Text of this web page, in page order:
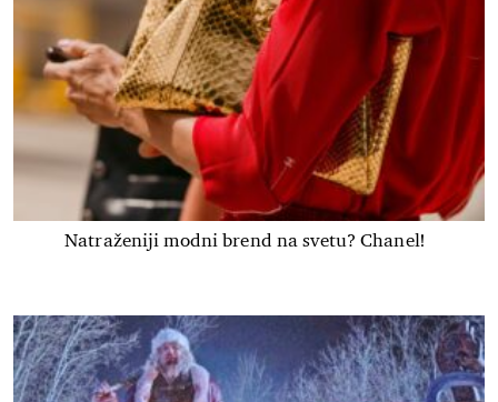
Natraženiji modni brend na svetu? Chanel!